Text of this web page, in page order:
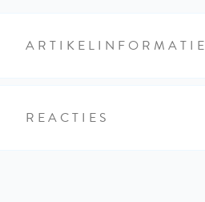
ARTIKELINFORMATIE
REACTIES